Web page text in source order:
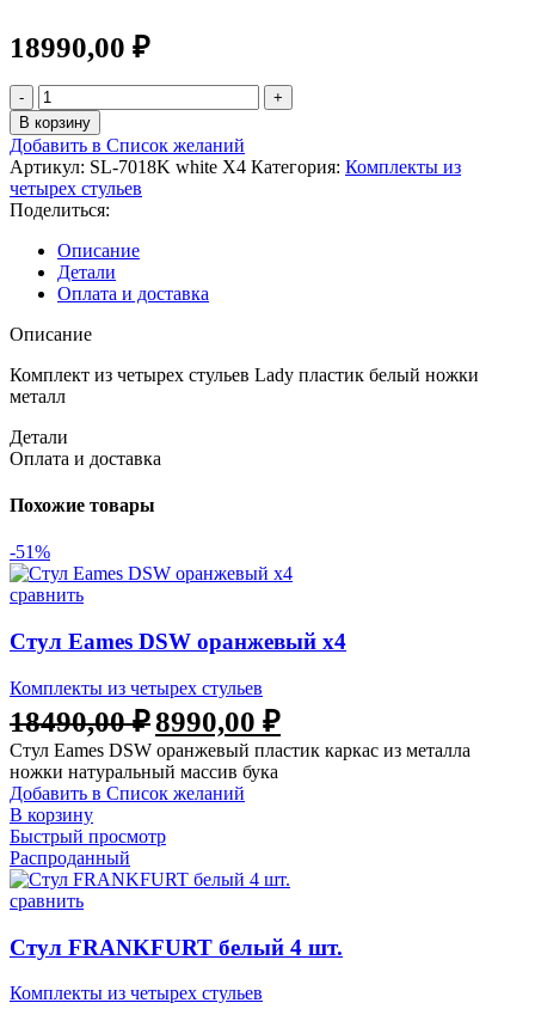
18990,00 ₽
В корзину
Добавить в Список желаний
Артикул: SL-7018K white X4 Категория: Комплекты из
четырех стульев
Поделиться:
Описание
Детали
Оплата и доставка
Описание
Комплект из четырех стульев Lady пластик белый ножки
металл
Детали
Оплата и доставка
Похожие товары
-51%
сравнить
Стул Eames DSW оранжевый x4
Комплекты из четырех стульев
18490,00₽8990,00 ₽
Стул Eames DSW оранжевый пластик каркас из металла
ножки натуральный массив бука
Добавить в Список желаний
В корзину
Быстрый просмотр
Распроданный
сравнить
Стул FRANKFURT белый 4 шт.
Комплекты из четырех стульев